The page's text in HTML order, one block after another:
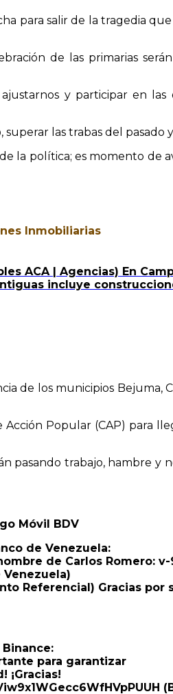
para salir de la tragedia
de las primarias
y participar en
las trabas del
la política; es momento de
Inmobiliarias
ACA | Agencias) En
incluye
de los municipios Bejuma,
Popular (CAP) para
trabajo, hambre y
Móvil BDV
de Venezuela:
de Carlos Romero:
Venezuela)
Referencial) Gracias por
para garantizar
¡Gracias!